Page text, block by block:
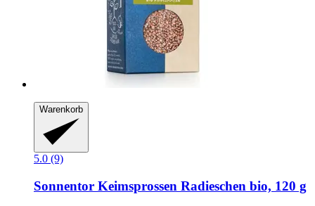
Warenkorb
5.0 (9)
Sonnentor Keimsprossen Radieschen bio, 120 g